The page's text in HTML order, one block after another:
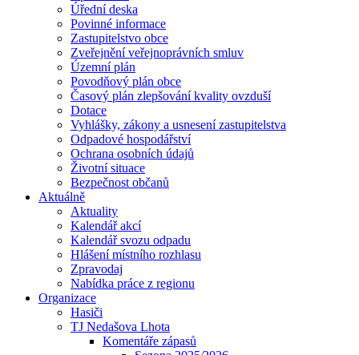
Úřední deska
Povinné informace
Zastupitelstvo obce
Zveřejnění veřejnoprávních smluv
Územní plán
Povodňový plán obce
Časový plán zlepšování kvality ovzduší
Dotace
Vyhlášky, zákony a usnesení zastupitelstva
Odpadové hospodářství
Ochrana osobních údajů
Životní situace
Bezpečnost občanů
Aktuálně
Aktuality
Kalendář akcí
Kalendář svozu odpadu
Hlášení místního rozhlasu
Zpravodaj
Nabídka práce z regionu
Organizace
Hasiči
TJ Nedašova Lhota
Komentáře zápasů